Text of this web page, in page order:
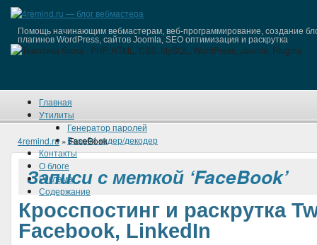
Помощь начинающим вебмастерам, веб-программирование, создание
плагинов WordPress, сайтов Joomla, SEO оптимизация и раскрутка
Главная
Утилиты
Генератор паролей
Base64 кодер/декодер
Контакты
О блоге
Реклама
Содержание
4remind.ru »FaceBook
Записи с меткой ‘FaceBook’
Кросспостинг и раскрутка
Facebook, LinkedIn